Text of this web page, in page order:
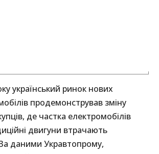
український ринок нових
продемонстрував зміну
де частка електромобілів
двигуни втрачають
даними Укравтопрому,